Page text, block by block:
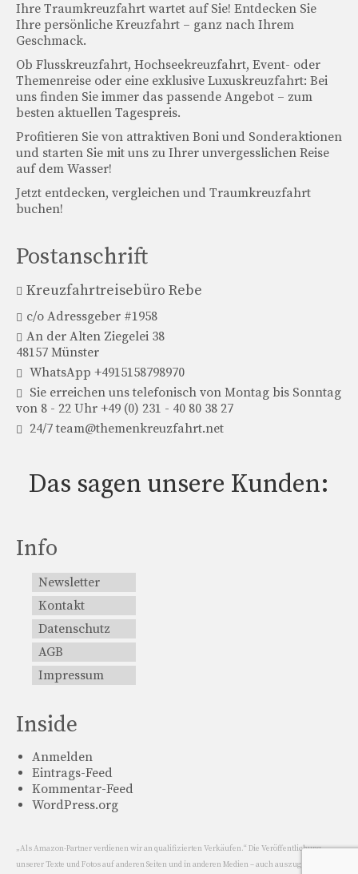
Ihre Traumkreuzfahrt wartet auf Sie! Entdecken Sie
Ihre persönliche Kreuzfahrt – ganz nach Ihrem
Geschmack.
Ob Flusskreuzfahrt, Hochseekreuzfahrt, Event- oder
Themenreise oder eine exklusive Luxuskreuzfahrt: Bei
uns finden Sie immer das passende Angebot – zum
besten aktuellen Tagespreis.
Profitieren Sie von attraktiven Boni und Sonderaktionen
und starten Sie mit uns zu Ihrer unvergesslichen Reise
auf dem Wasser!
Jetzt entdecken, vergleichen und Traumkreuzfahrt
buchen!
Postanschrift
Kreuzfahrtreisebüro Rebe
c/o Adressgeber #1958
An der Alten Ziegelei 38
48157 Münster
WhatsApp +4915158798970
Sie erreichen uns telefonisch von Montag bis Sonntag
von 8 - 22 Uhr +49 (0) 231 - 40 80 38 27
24/7 team@themenkreuzfahrt.net
Das sagen unsere Kunden:
Info
Newsletter
Kontakt
Datenschutz
AGB
Impressum
Inside
Anmelden
Eintrags-Feed
Kommentar-Feed
WordPress.org
„Als Amazon-Partner verdienen wir an qualifizierten Verkäufen.“ Die Veröffentlichung
unserer Texte und Fotos auf anderen Seiten und in anderen Medien – auch auszugsweise –